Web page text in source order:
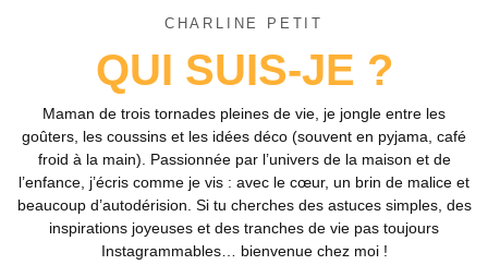
CHARLINE PETIT
QUI SUIS-JE ?
Maman de trois tornades pleines de vie, je jongle entre les
goûters, les coussins et les idées déco (souvent en pyjama, café
froid à la main). Passionnée par l’univers de la maison et de
l’enfance, j’écris comme je vis : avec le cœur, un brin de malice et
beaucoup d’autodérision. Si tu cherches des astuces simples, des
inspirations joyeuses et des tranches de vie pas toujours
Instagrammables… bienvenue chez moi !